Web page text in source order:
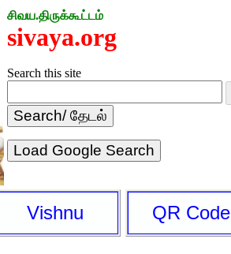
சிவய.திருக்கூட்டம்
sivaya.org
Search this site
Load Google Search
Vishnu QR Code